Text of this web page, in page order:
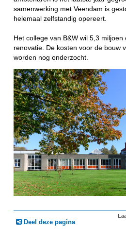
samenwerking met Veendam is
helemaal zelfstandig opereert.
Het college van B&W wil 5,3
renovatie. De kosten voor de bouw
worden nog onderzocht.
Deel deze pagina